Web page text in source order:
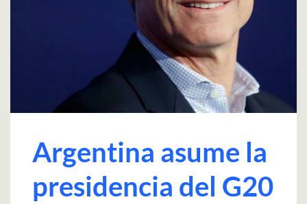
Argentina asume la
presidencia del G20